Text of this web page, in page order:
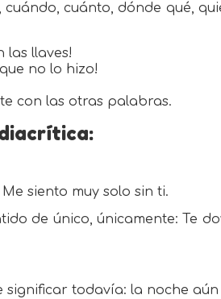
cuánto, dónde qué,
las llaves!
no lo hizo!
con las otras palabras.
siento muy solo sin ti.
de único, únicamente: Te
significar todavía: la noche aún